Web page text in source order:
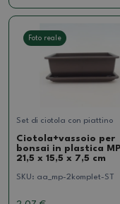
Foto reale
Set di ciotola con piattino
Ciotola+vassoio per
bonsai in plastica
21,5 x 15,5 x 7,5 cm
SKU: aa_mp-2komplet-ST